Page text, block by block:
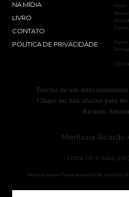
NA MÍDIA
LIVRO
CONTATO
POLÍTICA DE PRIVACIDADE
CEO
Precisa de um
Clique no link abaixo para
Ricardo
Mentoria Ricardo
LISTA DE E-MAIL
Receba nosso Feed semanal de notícias